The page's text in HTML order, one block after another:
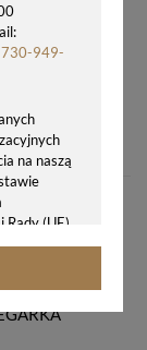
730-949-
na naszą
Rady (UE)
osób